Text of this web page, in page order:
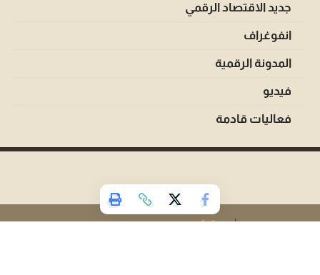
جديد الاقتصاد الرقمي
انفوغراف
المدونة الرقمية
فيديو
فعاليات قادمة